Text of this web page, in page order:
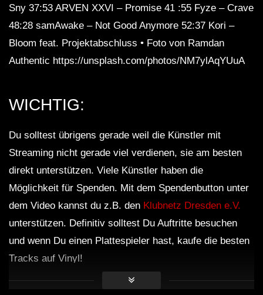
Sny 37:53 ARVEN XXVI – Promise 41 :55 Fyze – Crave
48:28 samAwake – Not Good Anymore 52:37 Kori –
Bloom feat. Projektabschluss • Foto von Ramdan
Authentic https://unsplash.com/photos/NM7ylAqYUuA
WICHTIG:
Du solltest übrigens gerade weil die Künstler mit
Streaming nicht gerade viel verdienen, sie am besten
direkt unterstützen. Viele Künstler haben die
Möglichkeit für Spenden. Mit dem Spendenbutton unter
dem Video kannst du z.B. den Klubnetz Dresden e.V.
unterstützen. Definitiv solltest Du Auftritte besuchen
und wenn Du einen Plattespieler hast, kaufe die besten
Tracks auf Vinyl!